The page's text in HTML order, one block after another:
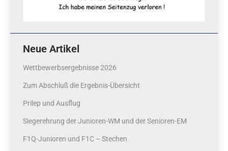
Neue Artikel
Wettbewerbsergebnisse 2026
Zum Abschluß die Ergebnis-Übersicht
Prilep und Ausflug
Siegerehrung der Junioren-WM und der Senioren-EM
F1Q-Junioren und F1C – Stechen